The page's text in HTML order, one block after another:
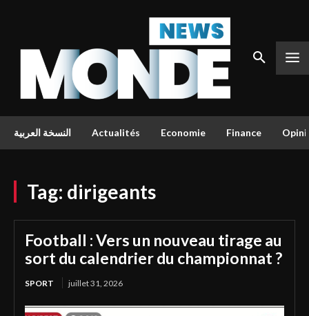
النسخة العربية Actualités Economie Finance
Tag: dirigeants
Football : Vers un nouveau tirage au
sort du calendrier du championnat ?
SPORT juillet 31, 2026